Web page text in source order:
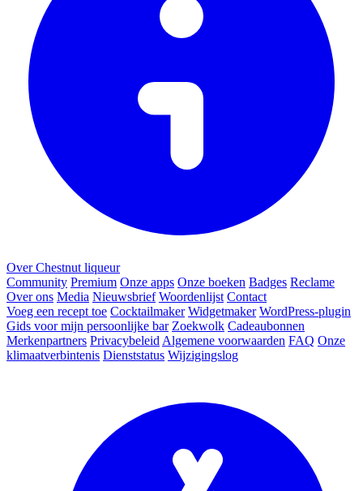
Over Chestnut liqueur
Community Premium Onze apps Onze boeken Badges Reclame
Over ons Media Nieuwsbrief Woordenlijst Contact
Voeg een recept toe Cocktailmaker Widgetmaker WordPress-plugin
Gids voor mijn persoonlijke bar Zoekwolk Cadeaubonnen
Merkenpartners Privacybeleid Algemene voorwaarden FAQ Onze
klimaatverbintenis Dienststatus Wijzigingslog